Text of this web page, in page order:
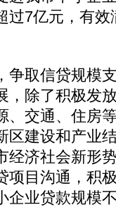
过7亿元，有
取信贷规模
，除了积极发
、交通、住房
区建设和产业
经济社会新形
项目沟通，积
企业贷款规模